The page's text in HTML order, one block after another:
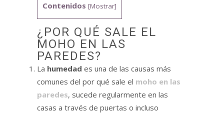
Contenidos [Mostrar]
¿POR QUÉ SALE EL
MOHO EN LAS
PAREDES?
La humedad es una de las causas más
comunes del por qué sale el moho en las
paredes, sucede regularmente en las
casas a través de puertas o incluso